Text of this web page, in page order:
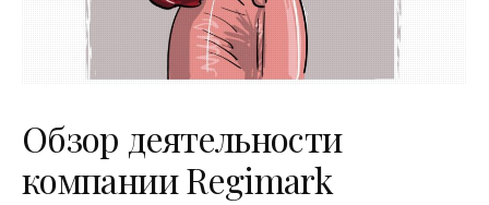
Обзор деятельности
компании Regimark